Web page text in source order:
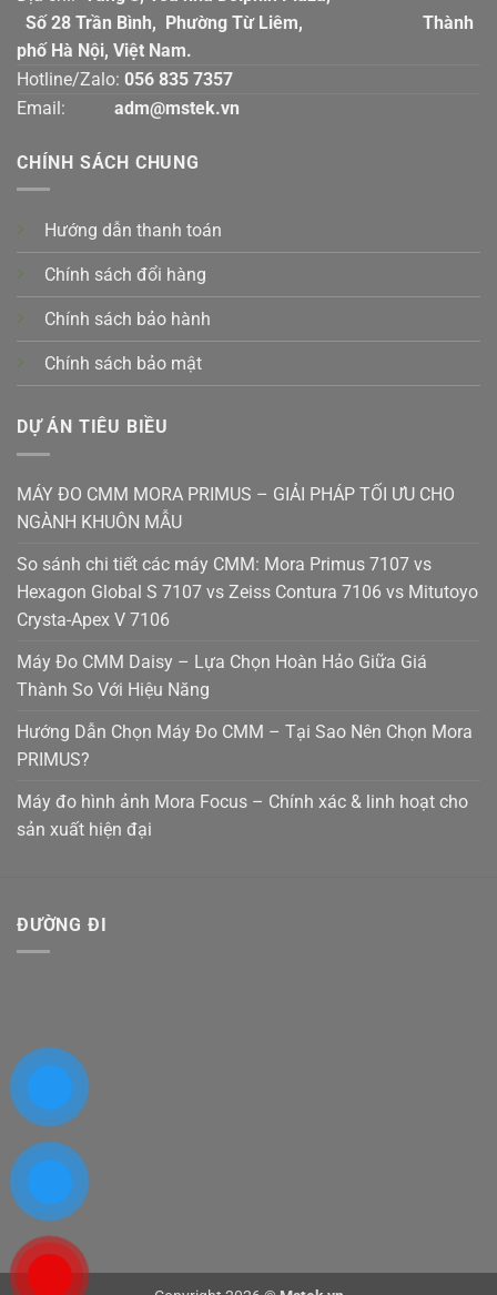
Số 28 Trần Bình, Phường Từ Liêm, Thành
phố Hà Nội, Việt Nam.
Hotline/Zalo: 056 835 7357
Email:
adm@mstek.vn
CHÍNH SÁCH CHUNG
Hướng dẫn thanh toán
Chính sách đổi hàng
Chính sách bảo hành
Chính sách bảo mật
DỰ ÁN TIÊU BIỀU
MÁY ĐO CMM MORA PRIMUS – GIẢI PHÁP TỐI ƯU CHO
NGÀNH KHUÔN MẪU
So sánh chi tiết các máy CMM: Mora Primus 7107 vs
Hexagon Global S 7107 vs Zeiss Contura 7106 vs Mitutoyo
Crysta-Apex V 7106
Máy Đo CMM Daisy – Lựa Chọn Hoàn Hảo Giữa Giá
Thành So Với Hiệu Năng
Hướng Dẫn Chọn Máy Đo CMM – Tại Sao Nên Chọn Mora
PRIMUS?
Máy đo hình ảnh Mora Focus – Chính xác & linh hoạt cho
sản xuất hiện đại
ĐƯỜNG ĐI